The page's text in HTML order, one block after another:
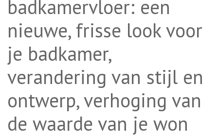
badkamervloer: een
nieuwe, frisse look voor
je badkamer,
verandering van stijl en
ontwerp, verhoging van
de waarde van je won